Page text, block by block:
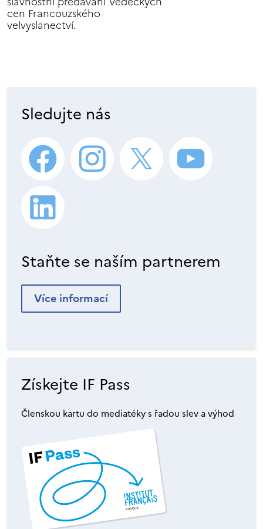
cen Francouzského
velvyslanectví.
Sledujte nás
Staňte se naším partnerem
Více informací
Získejte IF Pass
Členskou kartu do mediatéky s řadou slev a výhod